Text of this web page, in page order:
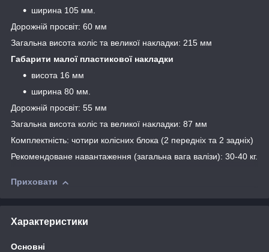
ширина 105 мм.
Дорожній просвіт: 60 мм
Загальна висота коліс та великої накладки: 215 мм
Габарити малої пластикової накладки
висота 16 мм
ширина 80 мм.
Дорожній просвіт: 55 мм
Загальна висота коліс та великої накладки: 87 мм
Комплектність: чотири колісних блока (2 передніх та 2 задніх)
Рекомендоване навантаження (загальна вага валізи): 30-40 кг.
Приховати
Характеристики
Основні